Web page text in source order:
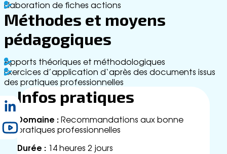
t
a
c
t
Elaboration de fiches actions
Méthodes et moyens
pédagogiques
Apports théoriques et méthodologiques
Exercices d’application d‘après des documents issus
des pratiques professionnelles
Infos pratiques
Domaine :Recommandations aux bonne
pratiques professionnelles
Durée : 14 heures 2 jours